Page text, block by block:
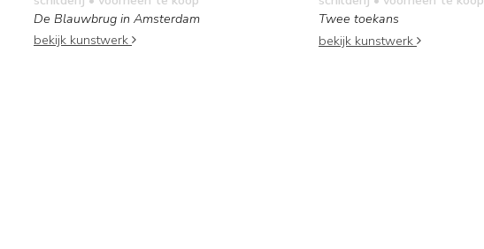
De Blauwbrug in Amsterdam
bekijk kunstwerk
Twee toekans
bekijk kunstwerk